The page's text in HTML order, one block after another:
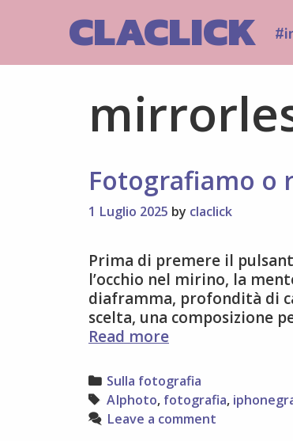
CLACLICK
Fotografiamo o
1 Luglio 2025 by claclick
Prima di premere il
l’occhio nel mirino, la
diaframma, profondità di
scelta, una composizione
Read moreFotografiamo
raccogliamo
solo
immagini?
Categories
Sulla fotografia
Tags
AIphoto, fotografia,
Leave a comment